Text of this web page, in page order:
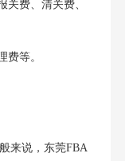
关费、清关费、
费等。
来说，东莞FBA